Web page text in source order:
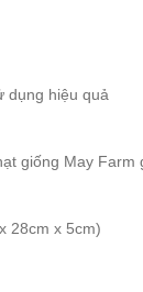
dụng hiệu quả
giống May
28cm x 5cm)